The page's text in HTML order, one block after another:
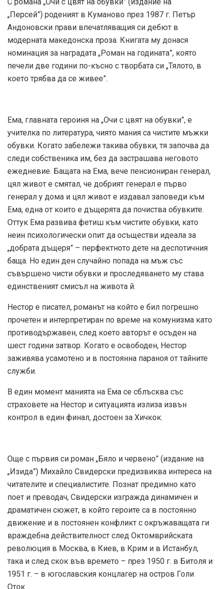
„Персей”) роденият в Куманово през 1987 г. Петър
Андоновски прави впечатляващия си дебют в
модерната македонска проза. Книгата му донася
номинация за наградата „Роман на годината”, която
печели две години по-късно с творбата си „Тялото, в
което трябва да се живее”.
Ема, главната героиня на „Очи с цвят на обувки”, е
учителка по литература, чиято мания са чистите мъжки
обувки. Когато забележи такива обувки, тя започва да
следи собственика им, без да застрашава неговото
ежедневие. Бащата на Ема, вече пенсиониран генерал,
цял живот е смятал, че добрият генерал е първо
генерал у дома и цял живот е издавал заповеди към
Ема, една от които е дъщерята да почиства обувките.
Оттук Ема развива фетиш към чистите обувки, като
неин психологически опит да осъществи идеала за
„добрата дъщеря” – перфектното дете на деспотичния
баща. Но един ден случайно попада на мъж със
съвършено чисти обувки и проследяването му става
единственият смисъл на живота й.
Нестор е писател, романът на който е бил погрешно
прочетен и интерпретиран по време на комунизма като
противодържавен, след което авторът е осъден на
шест години затвор. Когато е освободен, Нестор
заживява усамотено и в постоянна параноя от тайните
служби.
В един момент манията на Ема се сблъсква със
страховете на Нестор и ситуацията излиза извън
контрол в един финал, достоен за Хичкок.
Още с първия си роман „Бяло и червено” (издание на
„Изида”) Михайло Свидерски предизвиква интереса на
читателите и специалистите. Познат предимно като
поет и преводач, Свидерски изгражда динамичен и
драматичен сюжет, в който героите са в постоянно
движение и в постоянен конфликт с окръжаващата ги
враждебна действителност след Октомврийската
революция в Москва, в Киев, в Крим и в Истанбул,
така и след скок във времето – през 1950 г. в Битоля и
1951 г. – в югославския концлагер на остров Голи
Оток.